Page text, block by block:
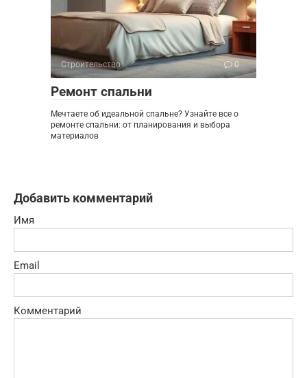
Строительство 0
Ремонт спальни
Мечтаете об идеальной спальне? Узнайте все о
ремонте спальни: от планирования и выбора
материалов
Добавить комментарий
Имя
Email
Комментарий